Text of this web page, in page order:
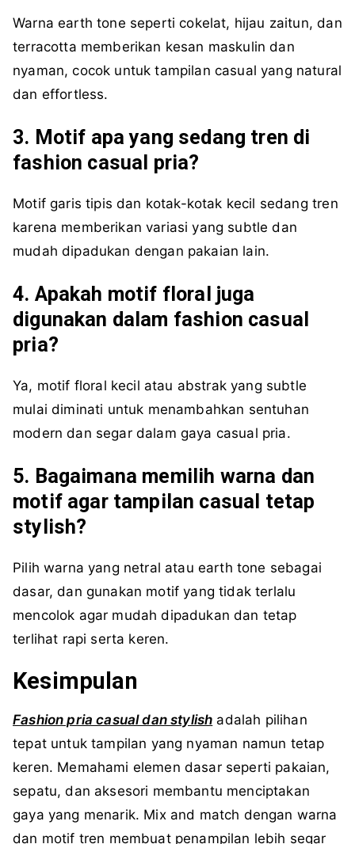
Warna earth tone seperti cokelat, hijau zaitun, dan
terracotta memberikan kesan maskulin dan
nyaman, cocok untuk tampilan casual yang natural
dan effortless.
3. Motif apa yang sedang tren di
fashion casual pria?
Motif garis tipis dan kotak-kotak kecil sedang tren
karena memberikan variasi yang subtle dan
mudah dipadukan dengan pakaian lain.
4. Apakah motif floral juga
digunakan dalam fashion casual
pria?
Ya, motif floral kecil atau abstrak yang subtle
mulai diminati untuk menambahkan sentuhan
modern dan segar dalam gaya casual pria.
5. Bagaimana memilih warna dan
motif agar tampilan casual tetap
stylish?
Pilih warna yang netral atau earth tone sebagai
dasar, dan gunakan motif yang tidak terlalu
mencolok agar mudah dipadukan dan tetap
terlihat rapi serta keren.
Kesimpulan
Fashion pria casual dan stylish adalah pilihan
tepat untuk tampilan yang nyaman namun tetap
keren. Memahami elemen dasar seperti pakaian,
sepatu, dan aksesori membantu menciptakan
gaya yang menarik. Mix and match dengan warna
dan motif tren membuat penampilan lebih segar